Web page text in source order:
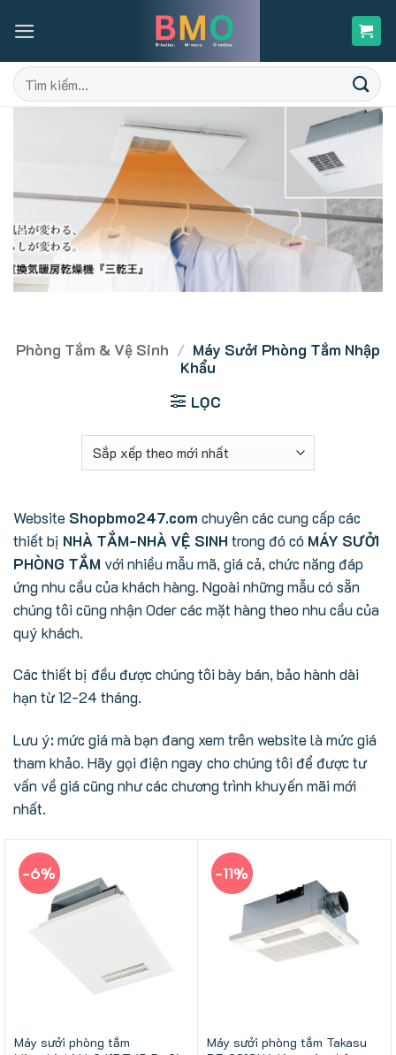
Tìm
kiếm:
Phòng Tắm & Vệ Sinh / Máy Sưởi Phòng Tắm Nhập
Khẩu
LỌC
Website Shopbmo247.com chuyên các cung cấp các
thiết bị NHÀ TẮM-NHÀ VỆ SINH trong đó có MÁY SƯỞI
PHÒNG TẮM với nhiều mẫu mã, giá cả, chức năng đáp
ứng nhu cầu của khách hàng. Ngoài những mẫu có sẵn
chúng tôi cũng nhận Oder các mặt hàng theo nhu cầu của
quý khách.
Các thiết bị đều được chúng tôi bày bán, bảo hành dài
hạn từ 12-24 tháng.
Lưu ý: mức giá mà bạn đang xem trên website là mức giá
tham khảo. Hãy gọi điện ngay cho chúng tôi để được tư
vấn về giá cũng như các chương trình khuyến mãi mới
nhất.
-6%
Máy sưởi phòng tắm
-11%
Máy sưởi phòng tắm Takasu